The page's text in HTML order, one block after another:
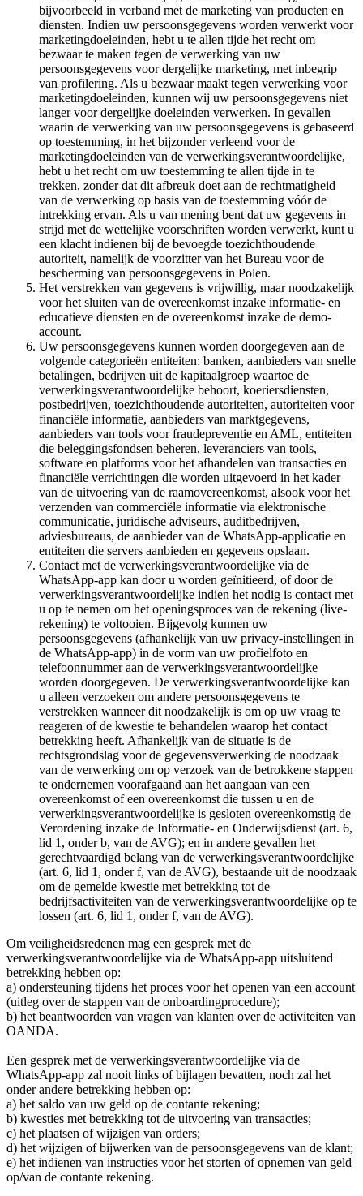
bijvoorbeeld in verband met de marketing van producten en
diensten. Indien uw persoonsgegevens worden verwerkt voor
marketingdoeleinden, hebt u te allen tijde het recht om
bezwaar te maken tegen de verwerking van uw
persoonsgegevens voor dergelijke marketing, met inbegrip
van profilering. Als u bezwaar maakt tegen verwerking voor
marketingdoeleinden, kunnen wij uw persoonsgegevens niet
langer voor dergelijke doeleinden verwerken. In gevallen
waarin de verwerking van uw persoonsgegevens is gebaseerd
op toestemming, in het bijzonder verleend voor de
marketingdoeleinden van de verwerkingsverantwoordelijke,
hebt u het recht om uw toestemming te allen tijde in te
trekken, zonder dat dit afbreuk doet aan de rechtmatigheid
van de verwerking op basis van de toestemming vóór de
intrekking ervan. Als u van mening bent dat uw gegevens in
strijd met de wettelijke voorschriften worden verwerkt, kunt u
een klacht indienen bij de bevoegde toezichthoudende
autoriteit, namelijk de voorzitter van het Bureau voor de
bescherming van persoonsgegevens in Polen.
Het verstrekken van gegevens is vrijwillig, maar noodzakelijk
voor het sluiten van de overeenkomst inzake informatie- en
educatieve diensten en de overeenkomst inzake de demo-
account.
Uw persoonsgegevens kunnen worden doorgegeven aan de
volgende categorieën entiteiten: banken, aanbieders van snelle
betalingen, bedrijven uit de kapitaalgroep waartoe de
verwerkingsverantwoordelijke behoort, koeriersdiensten,
postbedrijven, toezichthoudende autoriteiten, autoriteiten voor
financiële informatie, aanbieders van marktgegevens,
aanbieders van tools voor fraudepreventie en AML, entiteiten
die beleggingsfondsen beheren, leveranciers van tools,
software en platforms voor het afhandelen van transacties en
financiële verrichtingen die worden uitgevoerd in het kader
van de uitvoering van de raamovereenkomst, alsook voor het
verzenden van commerciële informatie via elektronische
communicatie, juridische adviseurs, auditbedrijven,
adviesbureaus, de aanbieder van de WhatsApp-applicatie en
entiteiten die servers aanbieden en gegevens opslaan.
Contact met de verwerkingsverantwoordelijke via de
WhatsApp-app kan door u worden geïnitieerd, of door de
verwerkingsverantwoordelijke indien het nodig is contact met
u op te nemen om het openingsproces van de rekening (live-
rekening) te voltooien. Bijgevolg kunnen uw
persoonsgegevens (afhankelijk van uw privacy-instellingen in
de WhatsApp-app) in de vorm van uw profielfoto en
telefoonnummer aan de verwerkingsverantwoordelijke
worden doorgegeven. De verwerkingsverantwoordelijke kan
u alleen verzoeken om andere persoonsgegevens te
verstrekken wanneer dit noodzakelijk is om op uw vraag te
reageren of de kwestie te behandelen waarop het contact
betrekking heeft. Afhankelijk van de situatie is de
rechtsgrondslag voor de gegevensverwerking de noodzaak
van de verwerking om op verzoek van de betrokkene stappen
te ondernemen voorafgaand aan het aangaan van een
overeenkomst of een overeenkomst die tussen u en de
verwerkingsverantwoordelijke is gesloten overeenkomstig de
Verordening inzake de Informatie- en Onderwijsdienst (art. 6,
lid 1, onder b, van de AVG); en in andere gevallen het
gerechtvaardigd belang van de verwerkingsverantwoordelijke
(art. 6, lid 1, onder f, van de AVG), bestaande uit de noodzaak
om de gemelde kwestie met betrekking tot de
bedrijfsactiviteiten van de verwerkingsverantwoordelijke op te
lossen (art. 6, lid 1, onder f, van de AVG).
Om veiligheidsredenen mag een gesprek met de
verwerkingsverantwoordelijke via de WhatsApp-app uitsluitend
betrekking hebben op:
a) ondersteuning tijdens het proces voor het openen van een account
(uitleg over de stappen van de onboardingprocedure);
b) het beantwoorden van vragen van klanten over de activiteiten van
OANDA.
Een gesprek met de verwerkingsverantwoordelijke via de
WhatsApp-app zal nooit links of bijlagen bevatten, noch zal het
onder andere betrekking hebben op:
a) het saldo van uw geld op de contante rekening;
b) kwesties met betrekking tot de uitvoering van transacties;
c) het plaatsen of wijzigen van orders;
d) het wijzigen of bijwerken van de persoonsgegevens van de klant;
e) het indienen van instructies voor het storten of opnemen van geld
op/van de contante rekening.